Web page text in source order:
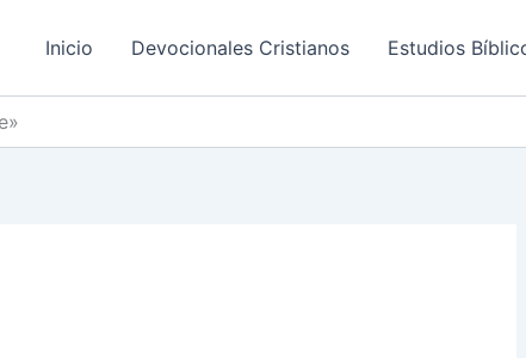
Inicio Devocionales Cristianos Estudios